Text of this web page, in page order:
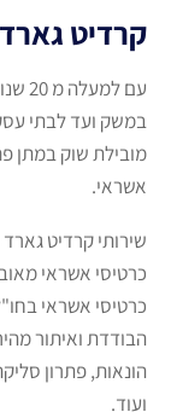
קרדיט גארד
עם
מובילת שוק במתן
אשראי.
שירותי קרדיט גארד
כרטיסי אשראי
כרטיסי אשראי
הבודדת ואיתור
הונאות, פתרון
ועוד.